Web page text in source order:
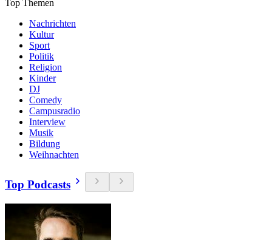
Top Themen
Nachrichten
Kultur
Sport
Politik
Religion
Kinder
DJ
Comedy
Campusradio
Interview
Musik
Bildung
Weihnachten
Top Podcasts